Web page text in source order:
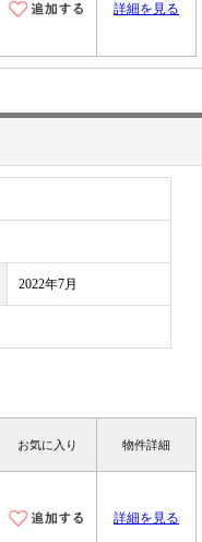
詳細を見る
2022年7月
お気に入り 物件詳細
詳細を見る